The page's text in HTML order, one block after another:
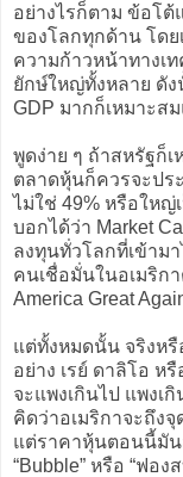
อย่างไรก็ตาม ข้อโต้
ของโลกทุกด้าน โดย
ความก้าวหน้าทางเ
ยักษ์ใหญ่ทั้งหลาย ดั
GDP มากก็เหมาะส
พูดง่าย ๆ ถ้าสหรัฐก็เ
ตลาดหุ้นก็ควรจะปร
ไม่ใช่ 49% หรือใหญ่
บอกได้ว่า Market
ลงทุนทั่วโลกที่เข้าม
คนเชื่อมั่นในอเมริก
America Great
แต่ทั้งหมดนั้น จริงห
อย่าง เรย์ ดาลิโอ ห
จะแพงเกินไป แพงเ
คิดว่าอเมริกาจะถึง
แต่ราคาหุ้นตอนนี้มัน
“Bubble” หรือ “ฟอ